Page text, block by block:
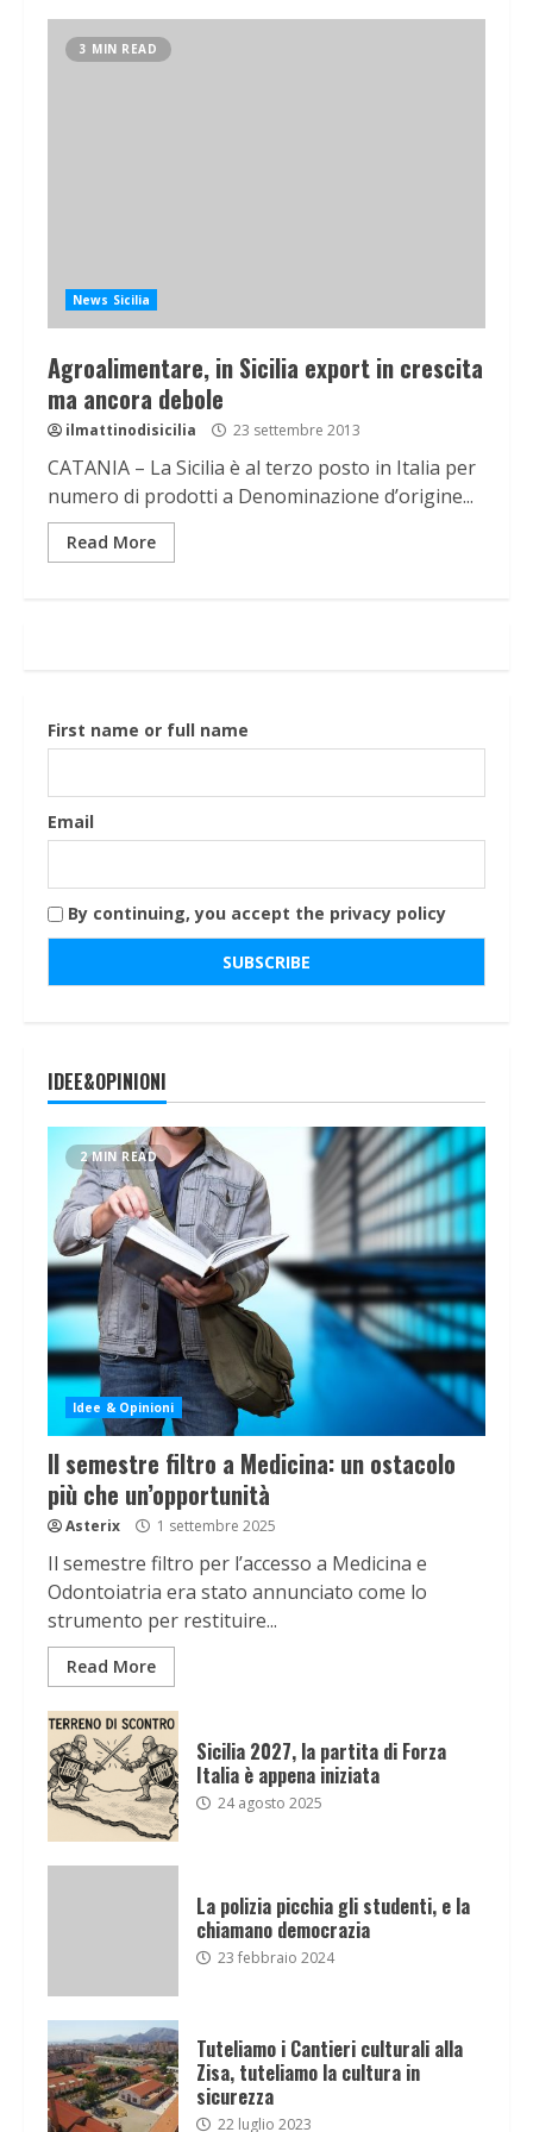
3 MIN READ
News Sicilia
Agroalimentare, in Sicilia export in crescita
ma ancora debole
ilmattinodisicilia 23 settembre 2013
CATANIA – La Sicilia è al terzo posto in Italia per
numero di prodotti a Denominazione d’origine...
Read More
First name or full name
Email
By continuing, you accept the privacy policy
IDEE&OPINIONI
2 MIN READ
Idee & Opinioni
Il semestre filtro a Medicina: un ostacolo
più che un’opportunità
Asterix 1 settembre 2025
Il semestre filtro per l’accesso a Medicina e
Odontoiatria era stato annunciato come lo
strumento per restituire...
Read More
Sicilia 2027, la partita di Forza
Italia è appena iniziata
24 agosto 2025
La polizia picchia gli studenti, e la
chiamano democrazia
23 febbraio 2024
Tuteliamo i Cantieri culturali alla
Zisa, tuteliamo la cultura in
sicurezza
22 luglio 2023